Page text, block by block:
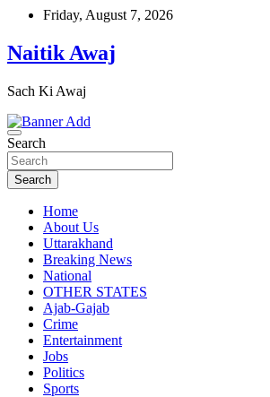
Skip
content
Friday, August 7, 2026
Naitik Awaj
Sach Ki Awaj
Search
Search
Home
About Us
Uttarakhand
Breaking News
National
OTHER STATES
Ajab-Gajab
Crime
Entertainment
Jobs
Politics
Sports